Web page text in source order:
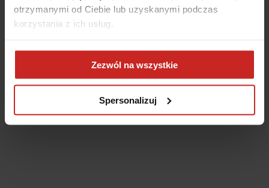
otrzymanymi od Ciebie lub uzyskanymi podczas
korzystania z ich usług.
Zezwól na wszystkie
Spersonalizuj
browser console for more information)